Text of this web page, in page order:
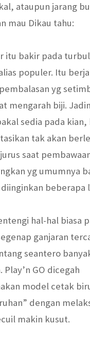
ataupun jarang
mau Dikau tahu:
itu bakir pada
populer. Itu
yg
mengarah biji.
sedia pada
tak akan
saat
yg umumnya
beberapa
hal-hal biasa
ganjaran
seantero
GO dicegah
model cetak
dengan
makin kusut.